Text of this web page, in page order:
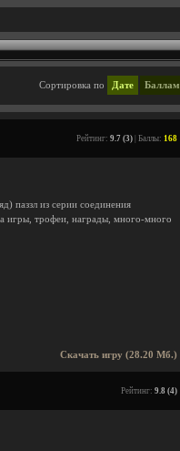
Сортировка по Дате Баллам
Рейтинг: 9.7 (3) | Баллы: 168
паззл из серии соединения
игры, трофеи, награды, много-много
Скачать игру (28.20 Мб.)
Рейтинг: 9.8 (4)